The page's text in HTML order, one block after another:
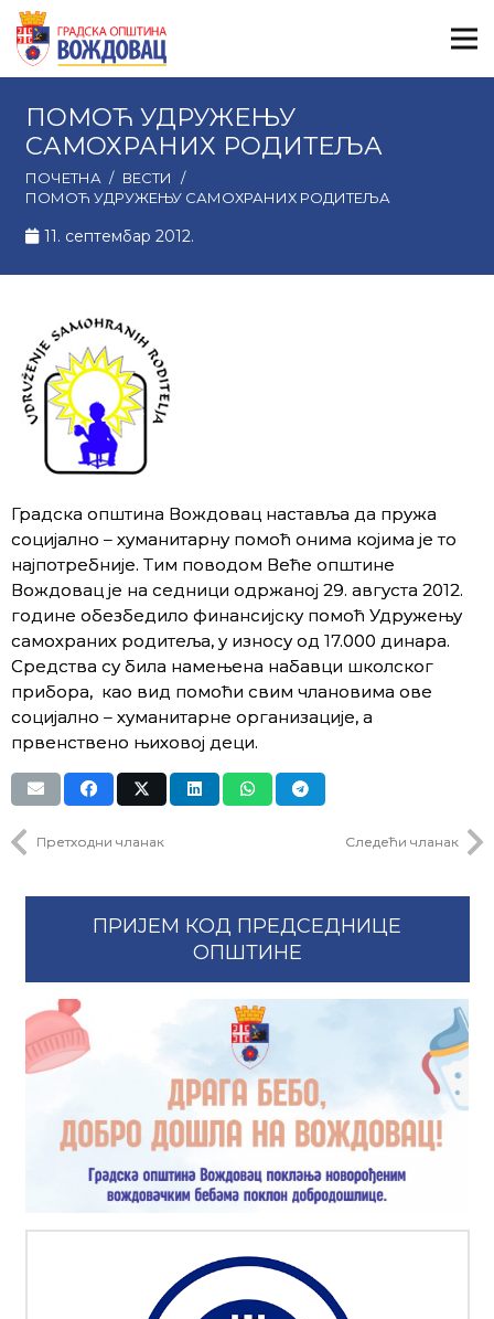
ПОМОЋ УДРУЖЕЊУ
САМОХРАНИХ РОДИТЕЉА
ПОЧЕТНА / ВЕСТИ
/
ПОМОЋ УДРУЖЕЊУ САМОХРАНИХ РОДИТЕЉА
11. септембар 2012.
Градска општина Вождовац наставља да пружа
социјално – хуманитарну помоћ онима којима је то
најпотребније. Тим поводом Веће општине
Вождовац је на седници одржаној 29. августа 2012.
године обезбедило финансијску помоћ Удружењу
самохраних родитеља, у износу од 17.000 динара.
Средства су била намењена набавци школског
прибора, као вид помоћи свим члановима ове
социјално – хуманитарне организације, а
првенствено њиховој деци.
Претходни чланак Следећи чланак
ПРИЈЕМ КОД ПРЕДСЕДНИЦЕ
ОПШТИНЕ